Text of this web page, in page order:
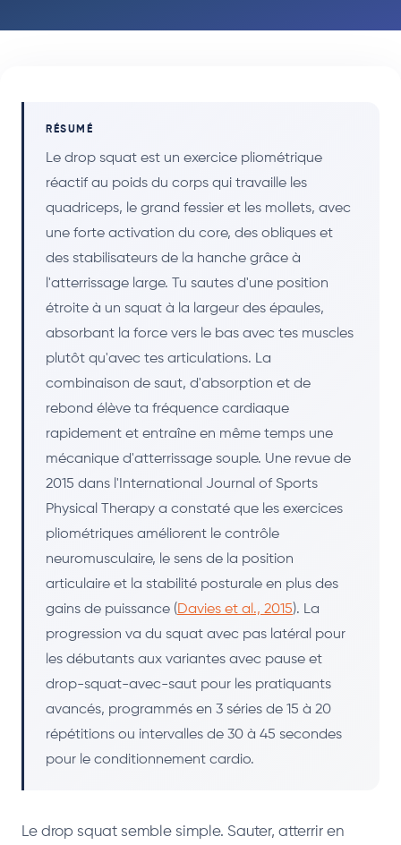
RÉSUMÉ
Le drop squat est un exercice pliométrique
réactif au poids du corps qui travaille les
quadriceps, le grand fessier et les mollets, avec
une forte activation du core, des obliques et
des stabilisateurs de la hanche grâce à
l'atterrissage large. Tu sautes d'une position
étroite à un squat à la largeur des épaules,
absorbant la force vers le bas avec tes muscles
plutôt qu'avec tes articulations. La
combinaison de saut, d'absorption et de
rebond élève ta fréquence cardiaque
rapidement et entraîne en même temps une
mécanique d'atterrissage souple. Une revue de
2015 dans l'International Journal of Sports
Physical Therapy a constaté que les exercices
pliométriques améliorent le contrôle
neuromusculaire, le sens de la position
articulaire et la stabilité posturale en plus des
gains de puissance (Davies et al., 2015). La
progression va du squat avec pas latéral pour
les débutants aux variantes avec pause et
drop-squat-avec-saut pour les pratiquants
avancés, programmés en 3 séries de 15 à 20
répétitions ou intervalles de 30 à 45 secondes
pour le conditionnement cardio.
Le drop squat semble simple. Sauter, atterrir en